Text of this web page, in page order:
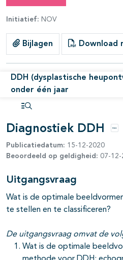
Initiatief: NOV
Bijlagen Download
DDH (dysplastische
onder één jaar
Diagnostiek DDH
Publicatiedatum: 15-12-2020
Beoordeeld op geldigheid: 07-12-
Uitgangsvraag
Wat is de optimale
te stellen en te classificeren?
De uitgangsvraag omvat de
Wat is de optimale